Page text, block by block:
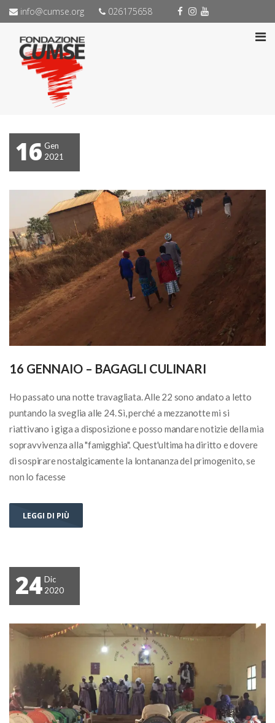
info@cumse.org 026175658
16 Gen
2021
16 GENNAIO – BAGAGLI CULINARI
Ho passato una notte travagliata. Alle 22 sono andato a letto
puntando la sveglia alle 24. Sì, perché a mezzanotte mi si
riattivano i giga a disposizione e posso mandare notizie della mia
sopravvivenza alla "famigghia". Quest'ultima ha diritto e dovere
di sospirare nostalgicamente la lontananza del primogenito, se
non lo facesse
LEGGI DI PIÙ
24Dic
2020